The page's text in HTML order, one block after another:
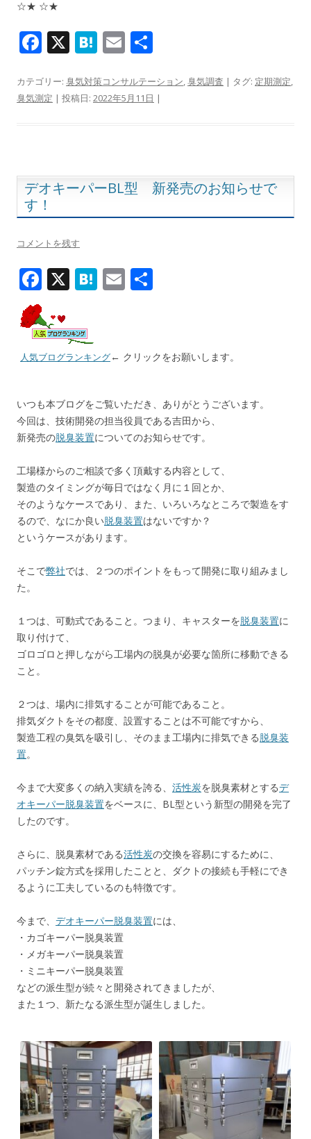
☆★ ☆★
F
e
b
k
X H
e
n
E
ai
l
カテゴリー: 臭気対策コンサルテーション,臭気調査 | タグ: 定期測定,
臭気測定 | 投稿日: 2022年5月11日 |
デオキーパーBL型 新発売のお知らせで
す！
コメントを残す
F
e
b
o
k
X H
n
a
E
l
人気ブログランキング← クリックをお願いします。
いつも本ブログをご覧いただき、ありがとうございます。
今回は、技術開発の担当役員である吉田から、
新発売の脱臭装置についてのお知らせです。
工場様からのご相談で多く頂戴する内容として、
製造のタイミングが毎日ではなく月に１回とか、
そのようなケースであり、また、いろいろなところで製造をす
るので、なにか良い脱臭装置はないですか？
というケースがあります。
そこで弊社では、２つのポイントをもって開発に取り組みまし
た。
１つは、可動式であること。つまり、キャスターを脱臭装置に
取り付けて、
ゴロゴロと押しながら工場内の脱臭が必要な箇所に移動できる
こと。
２つは、場内に排気することが可能であること。
排気ダクトをその都度、設置することは不可能ですから、
製造工程の臭気を吸引し、そのまま工場内に排気できる脱臭装
置。
今まで大変多くの納入実績を誇る、 活性炭を脱臭素材とするデ
オキーパー脱臭装置をベースに、BL型という新型の開発を完了
したのです。
さらに、脱臭素材である活性炭の交換を容易にするために、
パッチン錠方式を採用したことと、ダクトの接続も手軽にでき
るように工夫しているのも特徴です。
今まで、 デオキーパー脱臭装置には、
・カゴキーパー脱臭装置
・メガキーパー脱臭装置
・ミニキーパー脱臭装置
などの派生型が続々と開発されてきましたが、
また１つ、新たなる派生型が誕生しました。